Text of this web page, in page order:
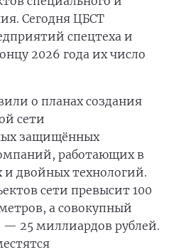
Сегодня ЦБСТ
спецтеха и
2026 года их число
о планах создания
сети
защищённых
работающих в
и двойных технологий.
сети превысит 100
а совокупный
25 миллиардов рублей.